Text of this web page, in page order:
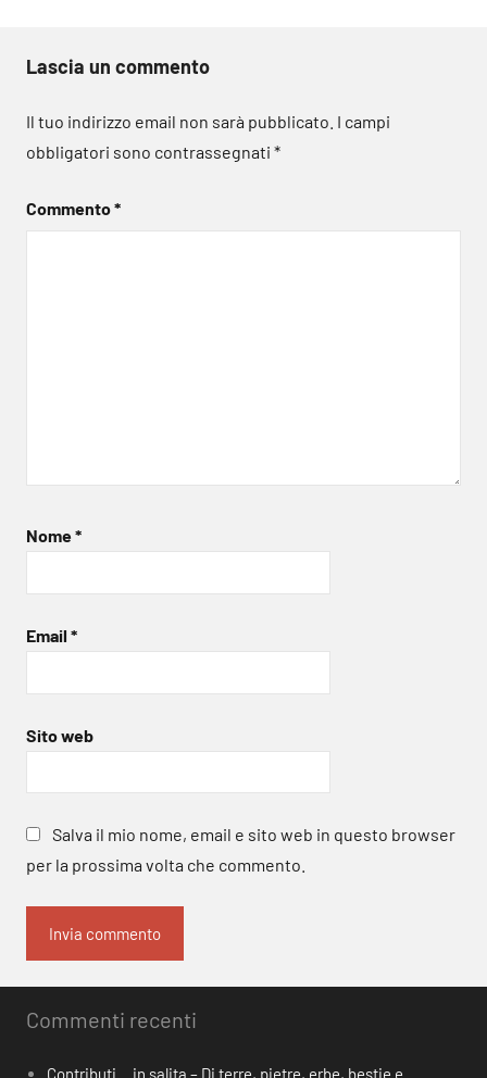
Lascia un commento
Il tuo indirizzo email non sarà pubblicato. I campi
obbligatori sono contrassegnati *
Commento*
Nome*
Email *
Sito web
Salva il mio nome, email e sito web in questo browser
per la prossima volta che commento.
Commenti recenti
Contributi… in salita – Di terre, pietre, erbe, bestie e